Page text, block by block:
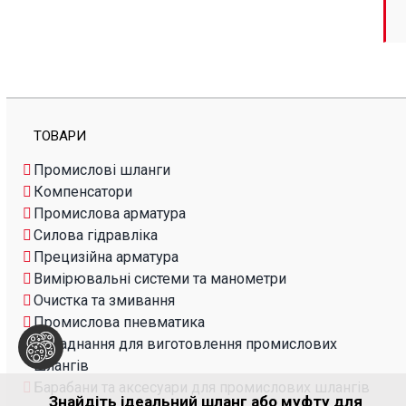
ТОВАРИ
Промислові шланги
Компенсатори
Промислова арматура
Силова гідравліка
Прецизійна арматура
Вимірювальні системи та манометри
Очистка та змивання
Промислова пневматика
Обладнання для виготовлення промислових
шлангів
Барабани та аксесуари для промислових шлангів
Знайдіть ідеальний шланг або муфту для